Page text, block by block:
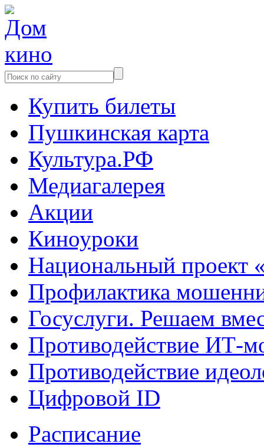
Купить билеты
Пушкинская карта
Культура.РФ
Медиагалерея
Акции
Киноуроки
Национальный проект
Профилактика
Госуслуги. Решаем
Противодействие ИТ-
Противодействие
Цифровой ID
Расписание